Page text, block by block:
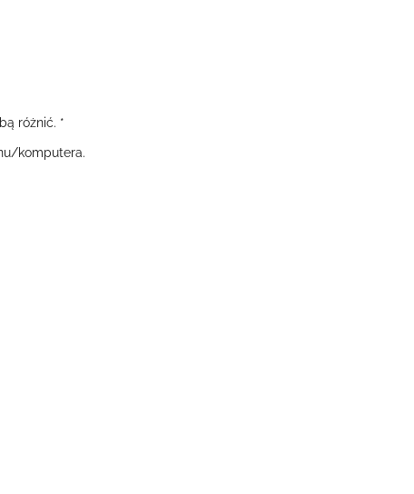
różnić. *
komputera.